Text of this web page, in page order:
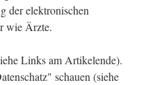
der elektronischen
wie Ärzte.
Links am Artikelende).
schauen (siehe